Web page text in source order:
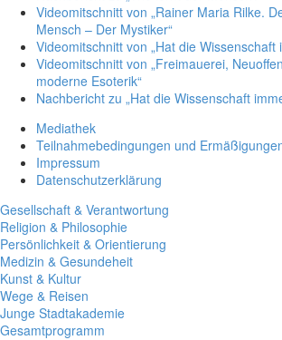
Videomitschnitt von „Rainer Maria Rilke.
Mensch – Der Mystiker“
Videomitschnitt von „Hat die Wissenschaft
Videomitschnitt von „Freimauerei,
moderne Esoterik“
Nachbericht zu „Hat die Wissenschaft
Mediathek
Teilnahmebedingungen und
Impressum
Datenschutzerklärung
Gesellschaft & Verantwortung
Religion & Philosophie
Persönlichkeit & Orientierung
Medizin & Gesundeheit
Kunst & Kultur
Wege & Reisen
Junge Stadtakademie
Gesamtprogramm